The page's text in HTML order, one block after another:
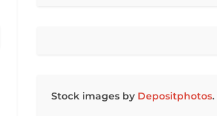
Stock images by Depositphotos.